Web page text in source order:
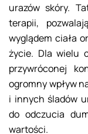
urazów skóry.
terapii,
wyglądem ciała
życie. Dla wielu
przywróconej
ogromny wpływ
i innych śladów
do odczucia
wartości.